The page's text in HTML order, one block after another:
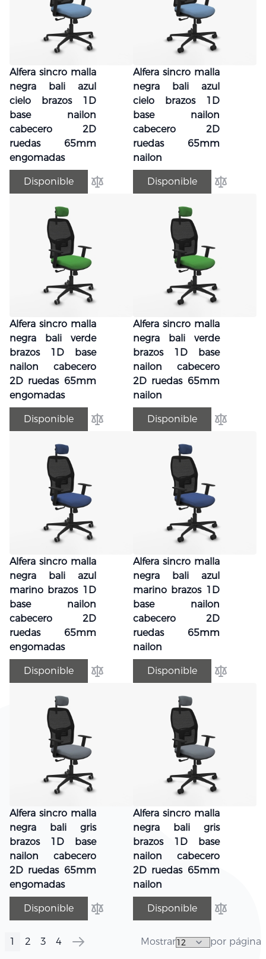
Alfera sincro malla
negra bali azul
cielo brazos 1D
base nailon
cabecero 2D
ruedas 65mm
engomadas
Disponible
Añadir para comparar
Alfera sincro malla
negra bali azul
cielo brazos 1D
base nailon
cabecero 2D
ruedas 65mm
nailon
Disponible
Añadir
Alfera sincro malla
negra bali verde
brazos 1D base
nailon cabecero
2D ruedas 65mm
engomadas
Disponible
Añadir para comparar
Alfera sincro malla
negra bali verde
brazos 1D base
nailon cabecero
2D ruedas 65mm
nailon
Disponible
Añadir
Alfera sincro malla
negra bali azul
marino brazos 1D
base nailon
cabecero 2D
ruedas 65mm
engomadas
Disponible
Añadir para comparar
Alfera sincro malla
negra bali azul
marino brazos 1D
base nailon
cabecero 2D
ruedas 65mm
nailon
Disponible
Añadir
Alfera sincro malla
negra bali gris
brazos 1D base
nailon cabecero
2D ruedas 65mm
engomadas
Disponible
Añadir para comparar
Alfera sincro malla
negra bali gris
brazos 1D base
nailon cabecero
2D ruedas 65mm
nailon
Disponible
Añadir
Página
Actualmente estás leyendo página
1
Página
2
Página
3
Página
4
Página
Siguiente
Mostrar por página